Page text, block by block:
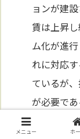
ョンが建
賃は上昇
ム化が進
れに対応
ているが
が必要で
の平等性
メニュー ホ